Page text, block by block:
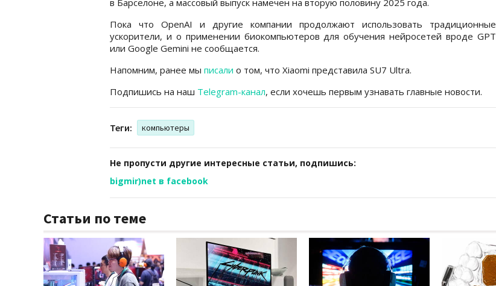
Пока что OpenAI и другие компании продолжают использовать традиционные
ускорители, и о применении биокомпьютеров для обучения нейросетей вроде GPT
или Google Gemini не сообщается.
Напомним, ранее мы писали о том, что Xiaomi представила SU7 Ultra.
Подпишись на наш Telegram-канал, если хочешь первым узнавать главные новости.
Теги: компьютеры
Не пропусти другие интересные статьи, подпишись:
bigmir)net в facebook
Статьи по теме